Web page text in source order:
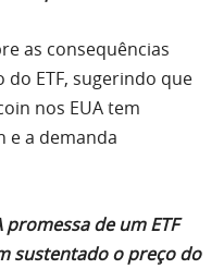
as consequências
ETF, sugerindo que
nos EUA tem
e a demanda
promessa de um ETF
sustentado o preço do